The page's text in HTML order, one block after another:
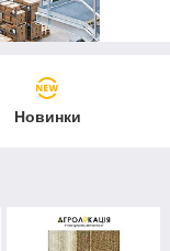
Новинки